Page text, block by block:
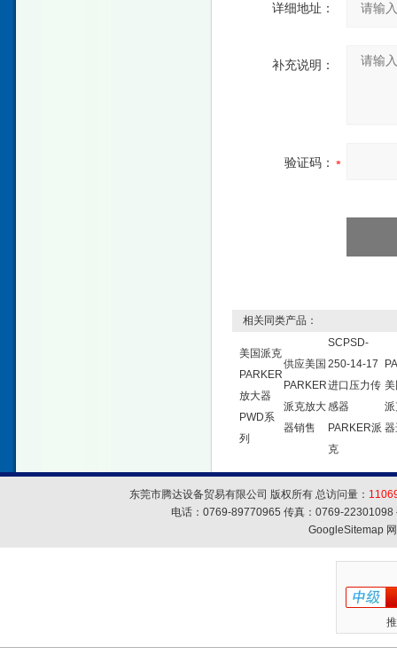
详细地址：
补充说明：
验证码：
相关同类产品：
美国派克
PARKER
放大器
PWD系
列
供应美国
PARKER
派克放大
器销售
SCPSD-
250-14-17
进口压力传
感器
PARKER派
克
美
派
器
东莞市腾达设备贸易有限公司 版权所有 总访问量：
电话：0769-89770965 传真：0769-
GoogleSitemap网